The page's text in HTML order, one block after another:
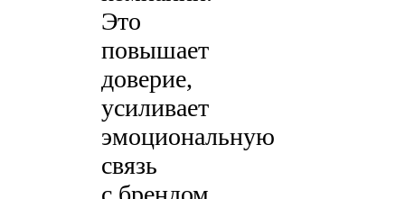
Это
повышает
доверие,
усиливает
эмоциональную
связь